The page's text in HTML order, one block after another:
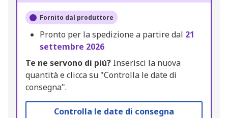
Fornito dal produttore
Pronto per la spedizione a partire dal 21
settembre 2026
Te ne servono di più? Inserisci la nuova
quantità e clicca su "Controlla le date di
consegna".
Controlla le date di consegna